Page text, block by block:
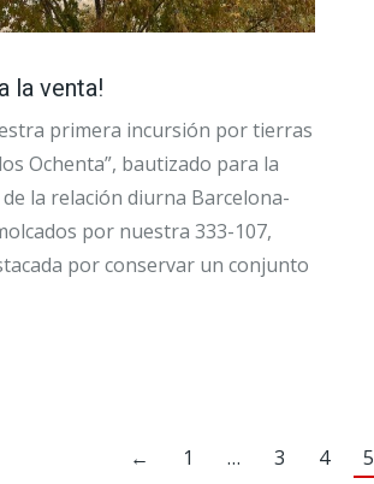
la venta!
primera incursión por tierras
Ochenta”, bautizado para la
la relación diurna Barcelona-
por nuestra 333-107,
por conservar un conjunto
← 1 … 3 4 5